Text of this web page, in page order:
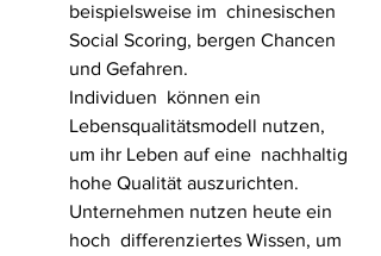
beispielsweise im  chinesischen
Social Scoring, bergen Chancen
und Gefahren.
Individuen  können ein
Lebensqualitätsmodell nutzen,
um ihr Leben auf eine  nachhaltig
hohe Qualität auszurichten.
Unternehmen nutzen heute ein
hoch  differenziertes Wissen, um